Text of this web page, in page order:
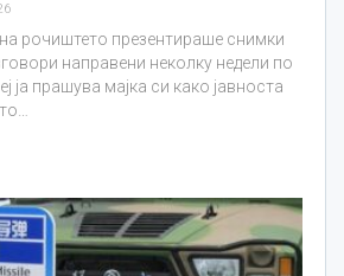
рочиштето презентираше снимки
направени неколку недели по
ја прашува мајка си како јавноста